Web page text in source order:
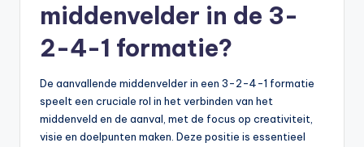
middenvelder in de 3-
2-4-1 formatie?
De aanvallende middenvelder in een 3-2-4-1 formatie
speelt een cruciale rol in het verbinden van het
middenveld en de aanval, met de focus op creativiteit,
visie en doelpunten maken. Deze positie is essentieel